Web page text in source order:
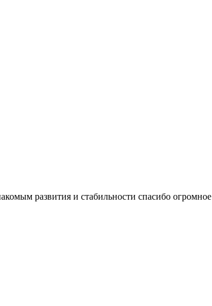
развития и стабильности спасибо огромное